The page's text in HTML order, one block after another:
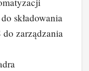
składowania
zarządzania